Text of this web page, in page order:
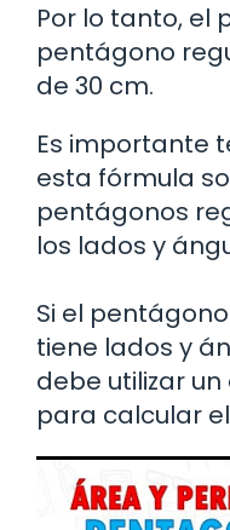
Por lo tanto, el
pentágono
de 30 cm.
Es importante
esta fórmula
pentágonos
los lados y
Si el
tiene lados y
debe utilizar
para calcular